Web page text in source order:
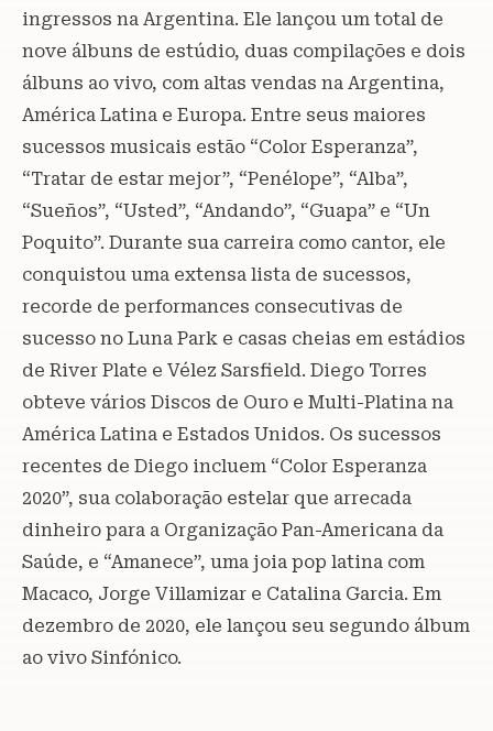
ingressos na Argentina. Ele lançou um total de
nove álbuns de estúdio, duas compilações e dois
álbuns ao vivo, com altas vendas na Argentina,
América Latina e Europa. Entre seus maiores
sucessos musicais estão “Color Esperanza”,
“Tratar de estar mejor”, “Penélope”, “Alba”,
“Sueños”, “Usted”, “Andando”, “Guapa” e “Un
Poquito”. Durante sua carreira como cantor, ele
conquistou uma extensa lista de sucessos,
recorde de performances consecutivas de
sucesso no Luna Park e casas cheias em estádios
de River Plate e Vélez Sarsfield. Diego Torres
obteve vários Discos de Ouro e Multi-Platina na
América Latina e Estados Unidos. Os sucessos
recentes de Diego incluem “Color Esperanza
2020”, sua colaboração estelar que arrecada
dinheiro para a Organização Pan-Americana da
Saúde, e “Amanece”, uma joia pop latina com
Macaco, Jorge Villamizar e Catalina Garcia. Em
dezembro de 2020, ele lançou seu segundo álbum
ao vivo Sinfónico.